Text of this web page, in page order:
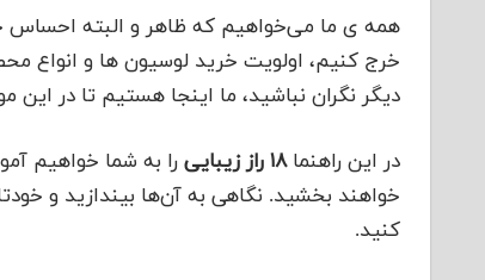
همه ی ما می‌خواهیم که ظاهر و البته احساس
خرج کنیم، اولویت خرید لوسیون ها و انواع
دیگر نگران نباشید، ما اینجا هستیم تا در
در این راهنما۱۸ راز زیبایی
را به شما خواهیم
کنید.